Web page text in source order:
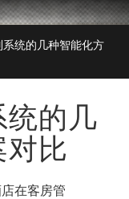
系统的几种智能化方
统的几
比
在客房管